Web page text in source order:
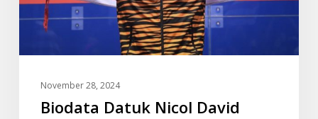
November 28, 2024
Biodata Datuk Nicol David